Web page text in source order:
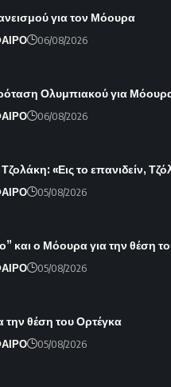
για τον Μόουρα
06/08/2026
Ολυμπιακού για
06/08/2026
«Εις το επανιδείν,
05/08/2026
και ο Μόουρα για την θέση
05/08/2026
την θέση του Ορτέγκα
05/08/2026